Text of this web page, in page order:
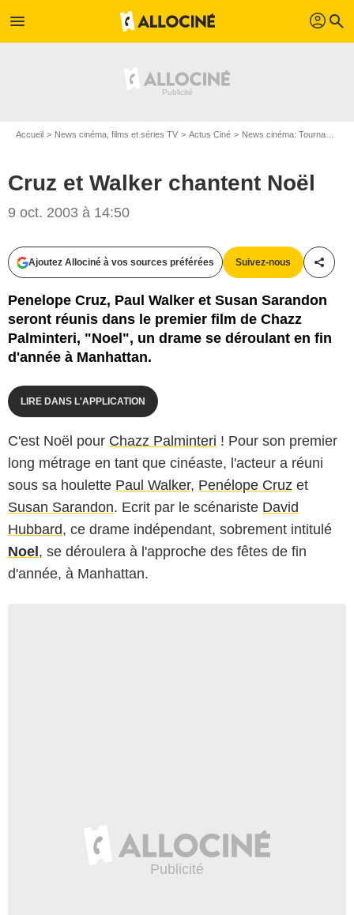
menu profil search
Accueil News cinéma, films et séries TV Actus Ciné News cinéma: Tournages
Cruz et Walker chantent Noël
9 oct. 2003 à 14:50
Ajoutez Allociné à vos sources préférées Suivez-nous
Penelope Cruz, Paul Walker et Susan Sarandon
seront réunis dans le premier film de Chazz
Palminteri, "Noel", un drame se déroulant en fin
d'année à Manhattan.
LIRE DANS L'APPLICATION
C'est Noël pour Chazz Palminteri ! Pour son premier
long métrage en tant que cinéaste, l'acteur a réuni
sous sa houlette Paul Walker, Penélope Cruz et
Susan Sarandon. Ecrit par le scénariste David
Hubbard, ce drame indépendant, sobrement intitulé
Noel, se déroulera à l'approche des fêtes de fin
d'année, à Manhattan.